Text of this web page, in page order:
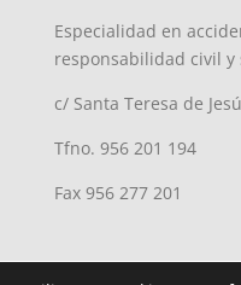
Especialidad en
responsabilidad civil y
c/ Santa Teresa de
Tfno. 956 201 194
Fax 956 277 201